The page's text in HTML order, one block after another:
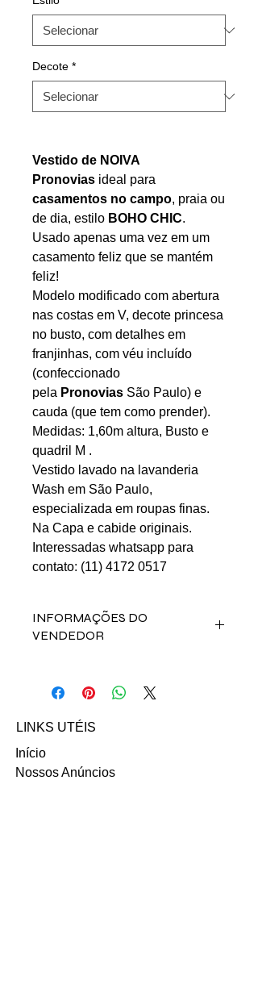
Decote *
Vestido de NOIVA
Pronovias ideal para
casamentos no campo, praia ou
de dia, estilo BOHO CHIC.
Usado apenas uma vez em um
casamento feliz que se mantém
feliz!
Modelo modificado com abertura
nas costas em V, decote princesa
no busto, com detalhes em
franjinhas, com véu incluído
(confeccionado
pela Pronovias São Paulo) e
cauda (que tem como prender).
Medidas: 1,60m altura, Busto e
quadril M .
Vestido lavado na lavanderia
Wash em São Paulo,
especializada em roupas finas.
Na Capa e cabide originais.
Interessadas whatsapp para
contato: (11) 4172 0517
INFORMAÇÕES DO
VENDEDOR
Maximiana Cristina de Souza
Maliska clicando abaixo:
Email: maximaliska@outlook.com
LINKS UTÉIS
Início
Nossos Anúncios